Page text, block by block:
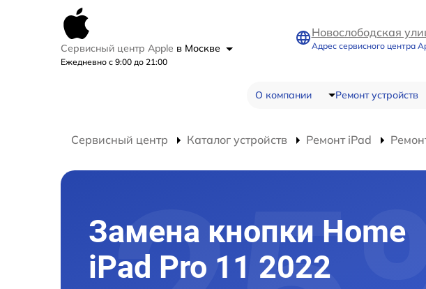
Сервисный центр Apple в Москве
Ежедневно с 9:00 до 21:00
Новослободская
Адрес сервисного центра
О компании Ремонт устройств
Сервисный центр Каталог устройств Ремонт iPad
Замена кнопки Home
iPad Pro 11 2022